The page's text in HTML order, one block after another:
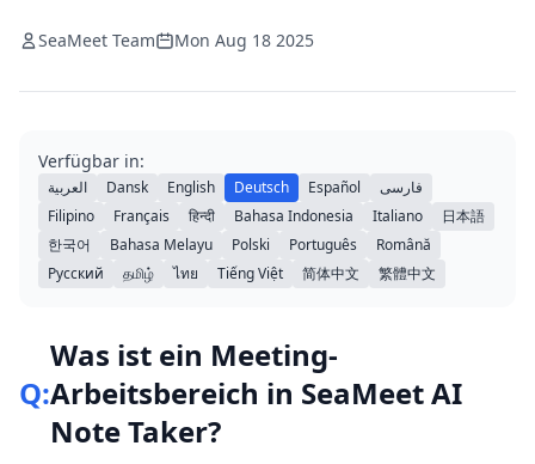
SeaMeet Team Mon Aug 18 2025
Verfügbar in:
العربية Dansk English Deutsch Español
فارسی
Filipino
Français हिन्दी Bahasa Indonesia Italiano
日本語
한국어
Bahasa Melayu Polski Português
Română
Русский
தமிழ் ไทย Tiếng Việt 简体中文 繁體中文
Q:
Was ist ein Meeting-
Arbeitsbereich in SeaMeet AI
Note Taker?